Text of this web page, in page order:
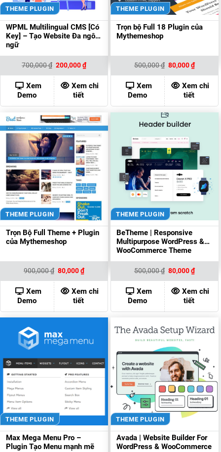
THEME PLUGIN
WPML Multilingual CMS [Có
Key] – Tạo Website Đa ngôn
ngữ
700,000₫ Giá
là:
700,000 ₫.
200,000₫Giá
hiện
tại
là:
200,000 ₫.
Xem
Demo
Xem chi
tiết
THEME PLUGIN
Trọn bộ Full 18 Plugin của
Mythemeshop
500,000₫ Giá
gốc
là:
500,000 ₫.
80,000₫Giá
hiện
tại
là:
80,000
Xem
Demo
Xem chi
tiết
THEME PLUGIN
Trọn Bộ Full Theme + Plugin
của Mythemeshop
900,000₫ Giá
gốc
là:
900,000 ₫.
80,000₫Giá
hiện
tại
là:
80,000 ₫.
Xem
Demo
Xem chi
tiết
THEME PLUGIN
BeTheme | Responsive
Multipurpose WordPress &
WooCommerce Theme
500,000₫ Giá
gốc
là:
500,000 ₫.
80,000₫Giá
hiện
tại
là:
80,000
Xem
Demo
Xem chi
tiết
THEME PLUGIN
Max Mega Menu Pro –
Plugin Tạo Menu mạnh mẽ
THEME PLUGIN
Avada | Website Builder For
WordPress & WooCommerce